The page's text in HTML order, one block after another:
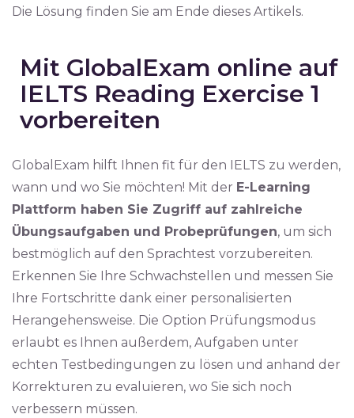
Die Lösung finden Sie am Ende dieses Artikels.
Mit GlobalExam online auf
IELTS Reading Exercise 1
vorbereiten
GlobalExam hilft Ihnen fit für den IELTS zu werden,
wann und wo Sie möchten! Mit der E-Learning
Plattform haben Sie Zugriff auf zahlreiche
Übungsaufgaben und Probeprüfungen, um sich
bestmöglich auf den Sprachtest vorzubereiten.
Erkennen Sie Ihre Schwachstellen und messen Sie
Ihre Fortschritte dank einer personalisierten
Herangehensweise. Die Option Prüfungsmodus
erlaubt es Ihnen außerdem, Aufgaben unter
echten Testbedingungen zu lösen und anhand der
Korrekturen zu evaluieren, wo Sie sich noch
verbessern müssen.